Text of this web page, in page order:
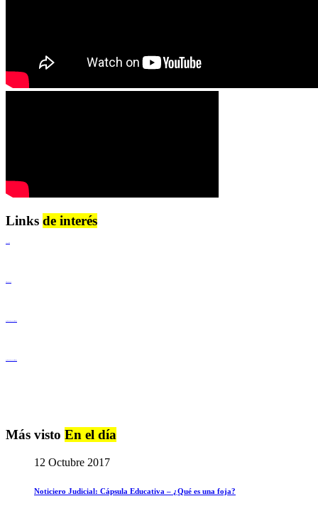
Links de interés
Más visto En el día
12 Octubre 2017
Noticiero Judicial: Cápsula Educativa – ¿Qué es una foja?